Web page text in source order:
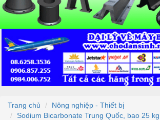
Trang chủ
Nông nghiệp - Thiết bị
Sodium Bicarbonate Trung Quốc, bao 25 kg